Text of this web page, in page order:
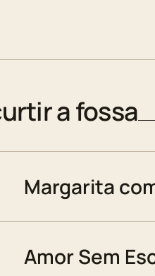
a fossa
Margarita
Amor Sem